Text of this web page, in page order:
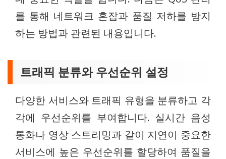
를 통해 네트워크 혼잡과 품질 저하를 방지
하는 방법과 관련된 내용입니다.
트래픽 분류와 우선순위 설정
다양한 서비스와 트래픽 유형을 분류하고 각
각에 우선순위를 부여합니다. 실시간 음성
통화나 영상 스트리밍과 같이 지연이 중요한
서비스에 높은 우선순위를 할당하여 품질을